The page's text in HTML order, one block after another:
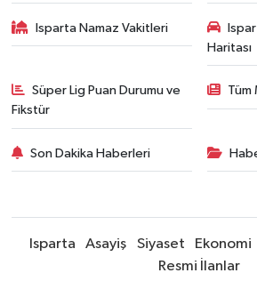
Isparta Namaz Vakitleri
Haritası
Süper Lig Puan Durumu ve
Fikstür
Tüm
Son Dakika Haberleri
Isparta Asayiş Siyaset Ekonomi
Resmi İlanlar